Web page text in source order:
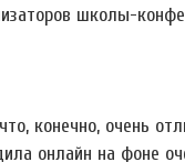
школы-
конечно, очень
онлайн на фоне